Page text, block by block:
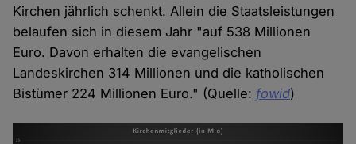
Kirchen jährlich schenkt. Allein die Staatsleistungen
belaufen sich in diesem Jahr "auf 538 Millionen
Euro. Davon erhalten die evangelischen
Landeskirchen 314 Millionen und die katholischen
Bistümer 224 Millionen Euro." (Quelle: fowid)